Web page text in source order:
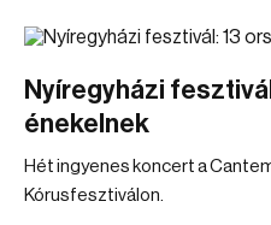
Nyíregyházi
énekelnek
Hét ingyenes koncert a
Kórusfesztiválon.